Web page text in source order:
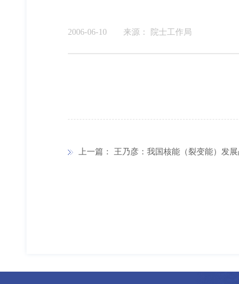
2006-06-10 来源： 院士工作局
上一篇： 王乃彦：我国核能（裂变能）发